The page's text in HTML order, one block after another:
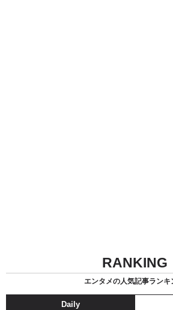
RANKING
エンタメの人気記事ランキ
Daily